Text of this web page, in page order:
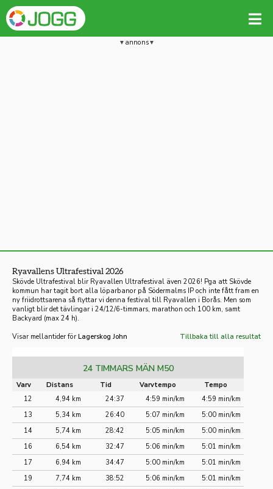
annons
Ryavallens Ultrafestival 2026
Skövde Ultrafestival blir Ryavallen Ultrafestival även 2026! Pga att Skövde
kommun har tagit bort alla löparbanor på Södermalms IP och inte fått fram en
ny friidrottsarena så flyttar vi denna festival till Ryavallen i Borås. Men som
vanligt blir det tävlingar i 24/12/6-timmars, marathon och 100 km, samt
Backyard (max 24 h).
Visar mellantider för Lagerskog John Tillbaka till alla resultat
24 TIMMARS MÄN M50
Varv Distans Tid Varvtempo
Tempo
12
4,94 km 24:37 4:59 min/km
4:59 min/km
13
5,34 km 26:40 5:07 min/km
5:00 min/km
14
5,74 km 28:42 5:05 min/km
5:00 min/km
16
6,54 km 32:47 5:06 min/km
5:01 min/km
17
6,94 km 34:47 5:00 min/km
5:01 min/km
19
7,74 km 38:52 5:06 min/km
5:01 min/km